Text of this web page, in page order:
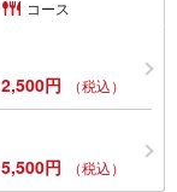
コース
2,500円 （税込）
5,500円 （税込）